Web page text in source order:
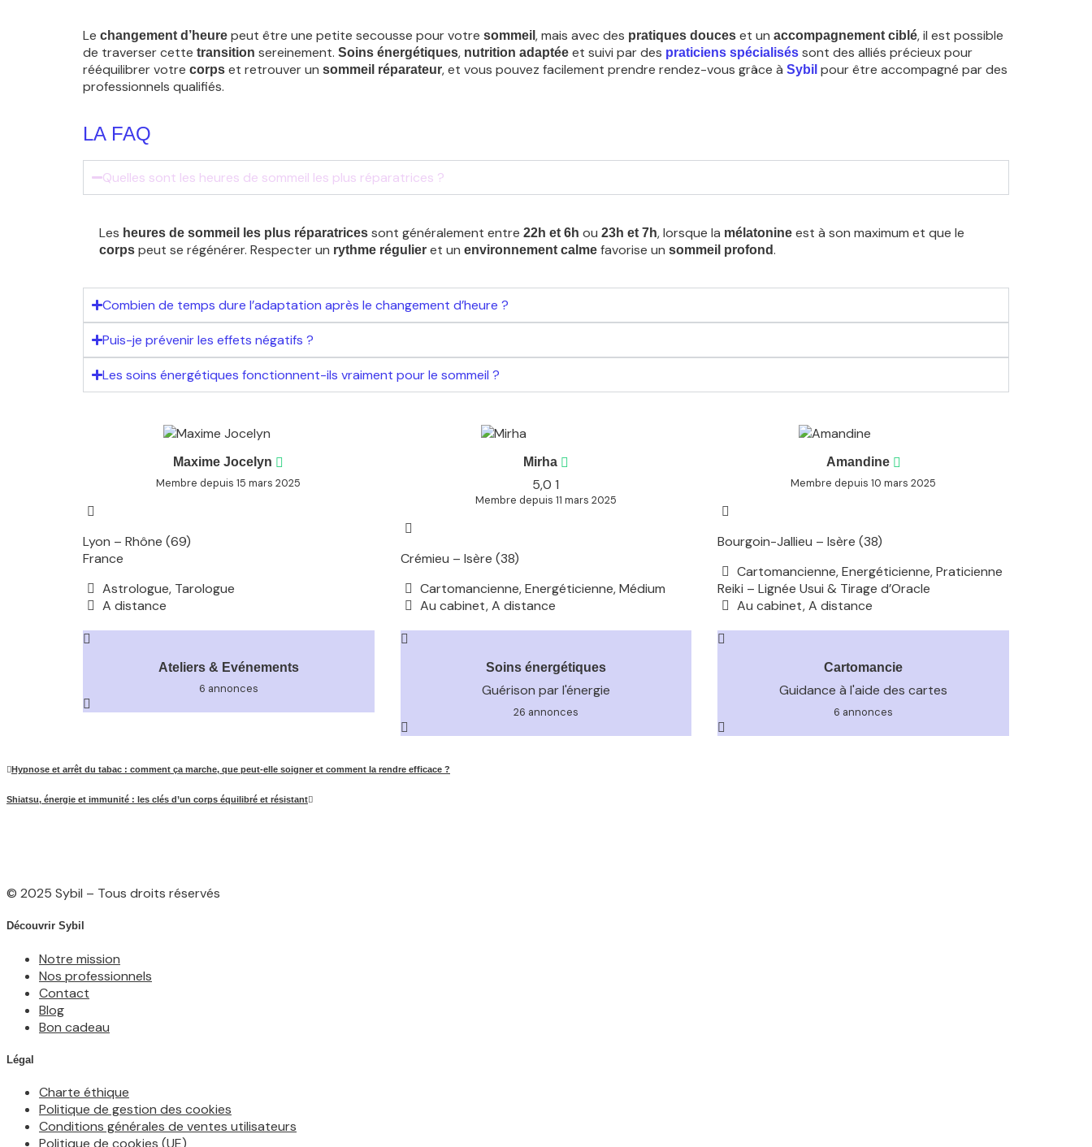
Le changement d’heure peut être une petite secousse pour votre sommeil , mais avec des pratiques douces et un accompagnement ciblé, il est possible
de traverser cette transition sereinement. Soins énergétiques, nutrition adaptée et suivi par des praticiens spécialisés sont des alliés précieux pour
rééquilibrer votre corps et retrouver un sommeil réparateur, et vous pouvez facilement prendre rendez-vous grâce à Sybil pour être accompagné par des
professionnels qualifiés.
LA FAQ
Quelles sont les heures de sommeil les plus réparatrices ?
Les heures de sommeil les plus réparatrices sont généralement entre 22h et 6h ou 23h et 7h, lorsque la mélatonine est à son maximum et que le
corps peut se régénérer. Respecter un rythme régulier et un environnement calme favorise un sommeil profond.
Combien de temps dure l’adaptation après le changement d’heure ?
Puis-je prévenir les effets négatifs ?
Les soins énergétiques fonctionnent-ils vraiment pour le sommeil ?
Maxime Jocelyn
Membre depuis 15 mars 2025
Lyon – Rhône (69)
France
Astrologue, Tarologue
A distance
Mirha
5,0 1
Membre depuis 11 mars 2025
Crémieu – Isère (38)
Cartomancienne, Energéticienne, Médium
Au cabinet, A distance
Amandine
Membre depuis 10 mars 2025
Bourgoin-Jallieu – Isère (38)
Cartomancienne, Energéticienne, Praticienne
Reiki – Lignée Usui & Tirage d’Oracle
Au cabinet, A distance
Ateliers & Evénements
6 annonces
Soins énergétiques
Guérison par l'énergie
26 annonces
Cartomancie
Guidance à l'aide des cartes
6 annonces
Hypnose et arrêt du tabac : comment ça marche, que peut-elle soigner et comment la rendre efficace ?
Shiatsu, énergie et immunité : les clés d’un corps équilibré et résistant
© 2025 Sybil – Tous droits réservés
Découvrir Sybil
Notre mission
Nos professionnels
Contact
Blog
Bon cadeau
Légal
Charte éthique
Politique de gestion des cookies
Conditions générales de ventes utilisateurs
Politique de cookies (UE)